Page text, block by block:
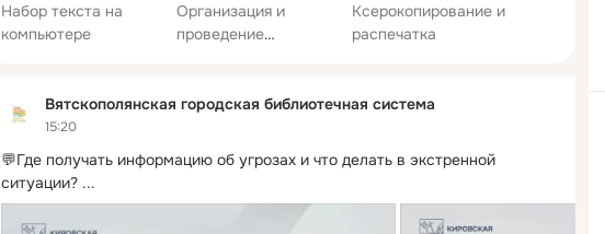
Набор текста на
компьютере
Организация и
проведение
Ксерокопирование и
распечатка
Вятскополянская городская библиотечная система
15:20
💬Где получать информацию об угрозах и что делать в экстренной
ситуации? ...